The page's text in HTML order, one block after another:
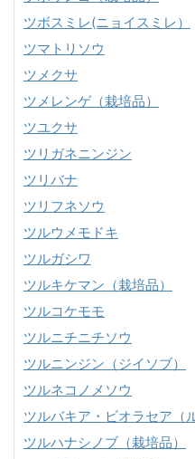
ツボスミレ(ニョイスミレ）
ツマトリソウ
ツメクサ
ツメレンゲ（栽培品）
ツユクサ
ツリガネニンジン
ツリバナ
ツリフネソウ
ツルウメモドキ
ツルガシワ
ツルキケマン（栽培品）
ツルコケモモ
ツルニチニチソウ
ツルニンジン（ジイソブ）
ツルネコノメソウ
ツルバキア・ビオラセア（
ツルハナシノブ（栽培品）